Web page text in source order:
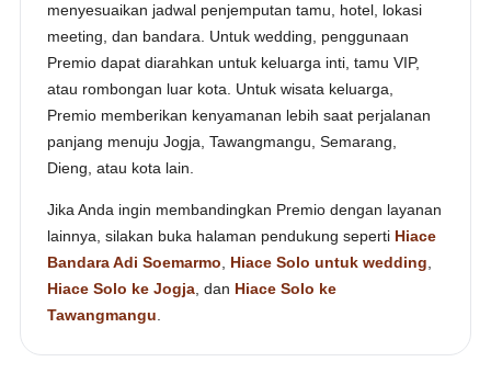
menyesuaikan jadwal penjemputan tamu, hotel, lokasi
meeting, dan bandara. Untuk wedding, penggunaan
Premio dapat diarahkan untuk keluarga inti, tamu VIP,
atau rombongan luar kota. Untuk wisata keluarga,
Premio memberikan kenyamanan lebih saat perjalanan
panjang menuju Jogja, Tawangmangu, Semarang,
Dieng, atau kota lain.
Jika Anda ingin membandingkan Premio dengan layanan
lainnya, silakan buka halaman pendukung seperti Hiace
Bandara Adi Soemarmo
Hiace Solo untuk wedding
Hiace Solo ke Jogja , dan Hiace Solo ke
Tawangmangu